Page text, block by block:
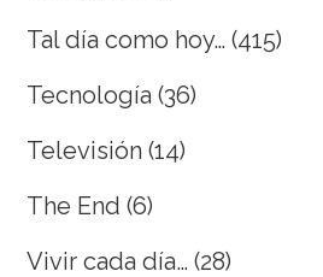
Tal día como hoy… (415)
Tecnología (36)
Televisión (14)
The End (6)
Vivir cada día… (28)